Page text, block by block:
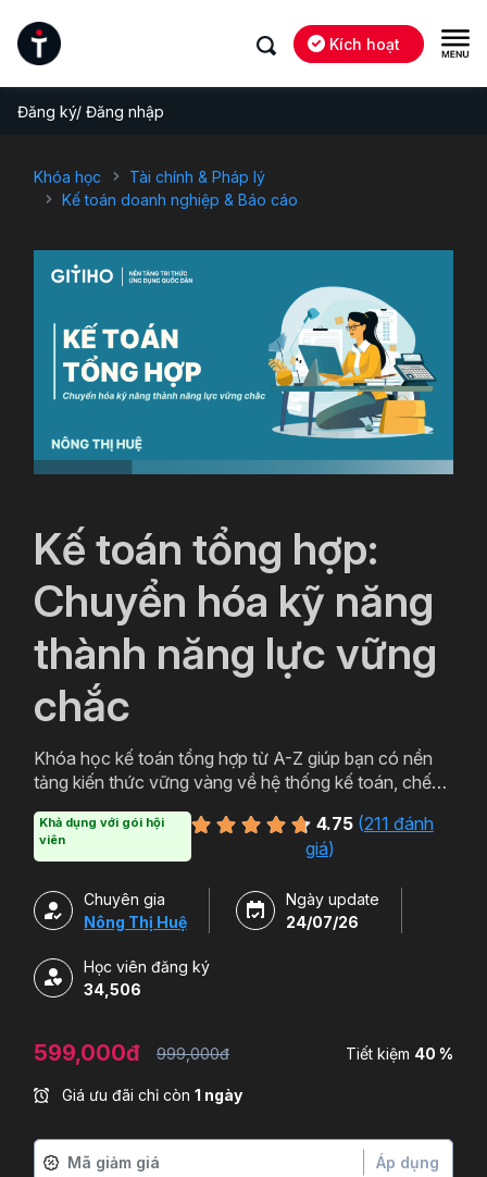
Kích hoạt
Đăng ký/ Đăng nhập
Khóa học
Tài chính & Pháp lý
Kế toán doanh nghiệp & Báo cáo
Kế toán tổng hợp:
Chuyển hóa kỹ năng
thành năng lực vững
chắc
Khóa học kế toán tổng hợp từ A-Z giúp bạn có nền
tảng kiến thức vững vàng về hệ thống kế toán, chế
cho công việc kế toán tổng hợp.
Khả dụng với gói hội
viên
4.75(211 đánh
giá)
Chuyên gia
Nông Thị Huệ
Ngày update
24/07/26
Học viên đăng ký
34,506
599,000đ 999,000đ Tiết kiệm 40 %
Giá ưu đãi chỉ còn 1 ngày
Áp dụng